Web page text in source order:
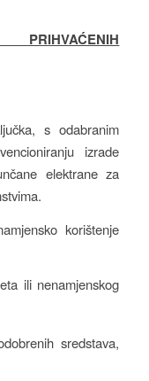
PRIHVAĆENIH
s odabranim
izrade
elektrane za
korištenje
ili nenamjenskog
sredstava,